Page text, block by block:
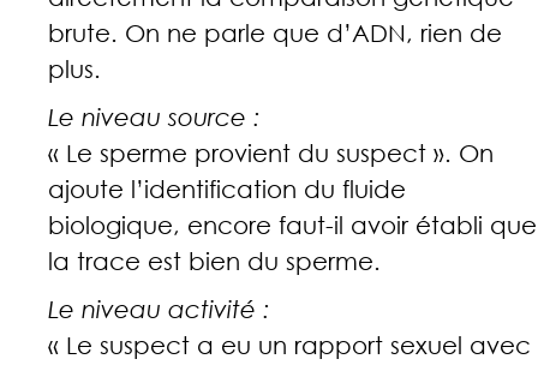
brute. On ne parle que d’ADN, rien de
plus.
Le niveau source :
« Le sperme provient du suspect ». On
ajoute l’identification du fluide
biologique, encore faut-il avoir établi que
la trace est bien du sperme.
Le niveau activité :
« Le suspect a eu un rapport sexuel avec